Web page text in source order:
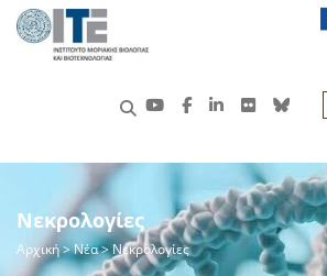
Νεκρολογίες
Αρχική>Νέα> Νεκρολογίες